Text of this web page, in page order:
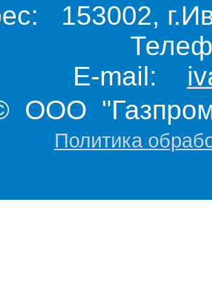
153002,
E-mail:
ООО "Газпром
Политика